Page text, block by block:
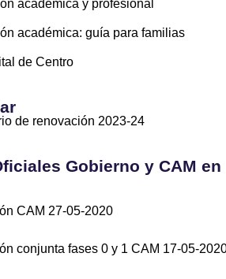
académica y profesional
académica: guía para familias
de Centro
de renovación 2023-24
Gobierno y CAM en
CAM 27-05-2020
conjunta fases 0 y 1 CAM 17-05-